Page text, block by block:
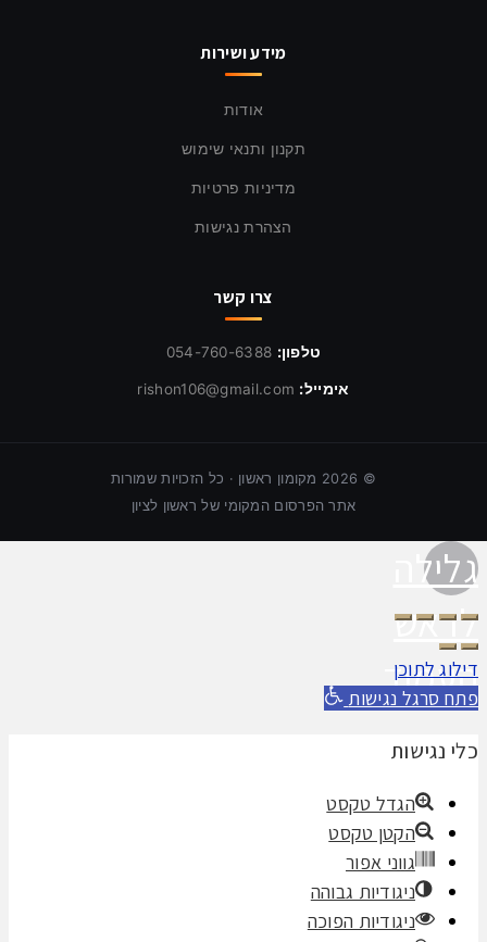
מידע ושירות
אודות
תקנון ותנאי שימוש
מדיניות פרטיות
הצהרת נגישות
צרו קשר
טלפון: 054-760-6388
אימייל: rishon106@gmail.com
©
2026 מקומון ראשון · כל הזכויות שמורות
אתר הפרסום המקומי של ראשון לציון
גלילה
לראש
העמוד
דילוג לתוכן
פתח סרגל נגישות
כלי נגישות
הגדל טקסט
הקטן טקסט
גווני אפור
ניגודיות גבוהה
ניגודיות הפוכה